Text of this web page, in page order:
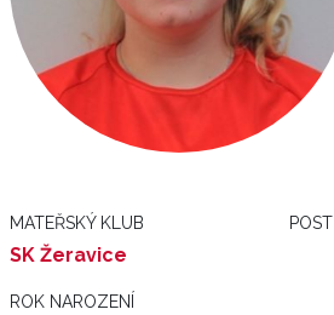
MATEŘSKÝ KLUB
SK Žeravice
POST
ROK NAROZENÍ